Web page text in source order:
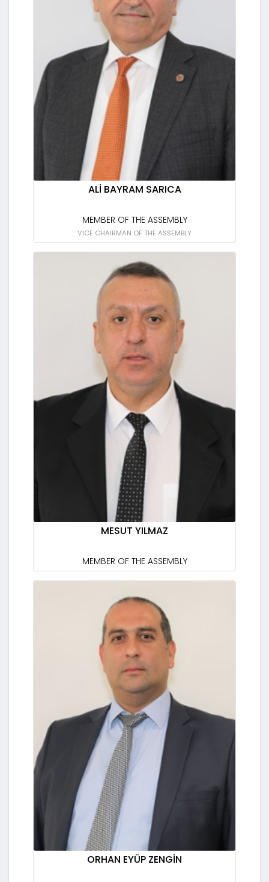
ALİ BAYRAM SARICA
MEMBER OF THE ASSEMBLY
VICE CHAIRMAN OF THE ASSEMBLY
MESUT YILMAZ
MEMBER OF THE ASSEMBLY
ORHAN EYÜP ZENGİN